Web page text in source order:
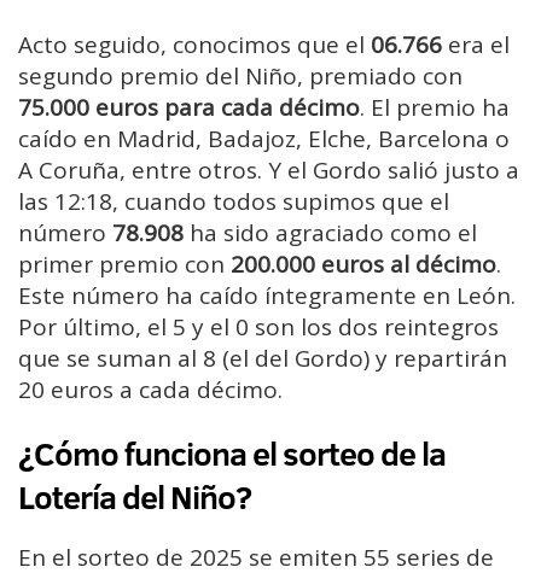
Acto seguido, conocimos que el 06.766 era el
segundo premio del Niño, premiado con
75.000 euros para cada décimo. El premio ha
caído en Madrid, Badajoz, Elche, Barcelona o
A Coruña, entre otros. Y el Gordo salió justo a
las 12:18, cuando todos supimos que el
número 78.908 ha sido agraciado como el
primer premio con 200.000 euros al décimo.
Este número ha caído íntegramente en León.
Por último, el 5 y el 0 son los dos reintegros
que se suman al 8 (el del Gordo) y repartirán
20 euros a cada décimo.
¿Cómo funciona el sorteo de la
Lotería del Niño?
En el sorteo de 2025 se emiten 55 series de